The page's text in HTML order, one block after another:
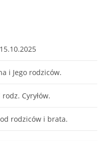
15.10.2025
i Jego rodziców.
Cyryłów.
rodziców i brata.